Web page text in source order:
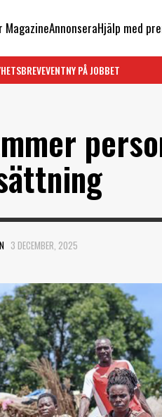
MagazineAnnonseraHjälp med
EVENTNY PÅ JOBBET
3 DECEMBER, 2025